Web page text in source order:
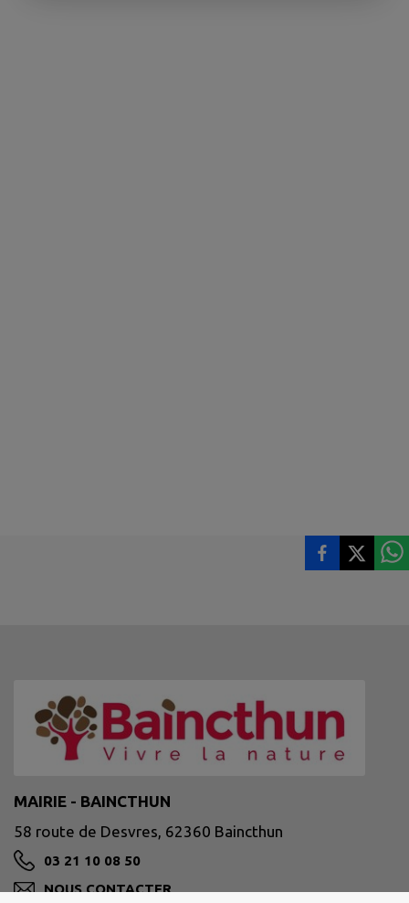
MAIRIE - BAINCTHUN
58 route de Desvres, 62360 Baincthun
03 21 10 08 50
NOUS CONTACTER